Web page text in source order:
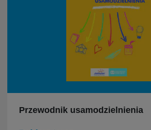
Przewodnik usamodzielnienia